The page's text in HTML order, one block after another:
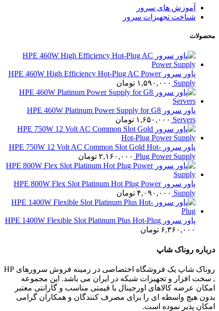
آموزش های سرور
شناخت تجهیزات سرور
محصولات
پاور سرور HPE 460W High Efficiency Hot-Plug AC Power
Supply ۱,۵۹۰,۰۰۰ تومان
پاور سرور HPE 460W Platinum Power Supply for G8
Servers ۱,۶۵۰,۰۰۰ تومان
پاور سرور HPE 750W 12 Volt AC Common Slot Gold Hot-
Plug Power Supply ۲,۱۶۰,۰۰۰ تومان
پاور سرور HPE 800W Flex Slot Platinum Hot Plug Power
Supply ۴,۰۹۰,۰۰۰ تومان
پاور سرور HPE 1400W Flexible Slot Platinum Plus Hot-Plug
۶,۳۶۰,۰۰۰ تومان
درباره روناک شاپ
روناک شاپ یک فروشگاه اختصاصی در زمینه فروش سرورهای HP
, سخت افزار و تجهیزات شبکه در ایران می باشد. این مجموعه
امکان عرضه کالاهای اورجینال با قیمتی مناسب و گارانتی معتبر
بدون هیچ واسطه ای را برای مصرف کنندگان و همکاران گرامی
امکان پذیر نموده است.